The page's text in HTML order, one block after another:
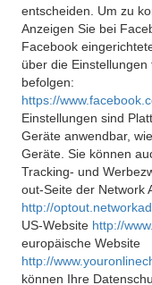
entscheiden. Um zu
Anzeigen Sie bei
Facebook
über die
befolgen:
https://
Einstellungen sind
Geräte anwendbar,
Geräte. Sie können
Tracking- und
out-Seite der Network
http://
US-Website http://
europäische Website
http://
können Ihre